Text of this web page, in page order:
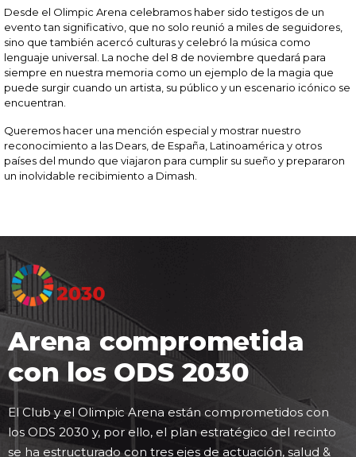
Desde el Olimpic Arena celebramos haber sido testigos de un
evento tan significativo, que no solo reunió a miles de seguidores,
sino que también acercó culturas y celebró la música como
lenguaje universal. La noche del 8 de noviembre quedará para
siempre en nuestra memoria como un ejemplo de la magia que
puede surgir cuando un artista, su público y un escenario icónico se
encuentran.
Queremos hacer una mención especial y mostrar nuestro
reconocimiento a las Dears, de España, Latinoamérica y otros
países del mundo que viajaron para cumplir su sueño y prepararon
un inolvidable recibimiento a Dimash.
Arena comprometida
con los ODS 2030
El Club y el Olimpic Arena están comprometidos con
los ODS 2030 y, por ello, el plan estratégico del recinto
se ha estructurado con tres ejes de actuación, salud &